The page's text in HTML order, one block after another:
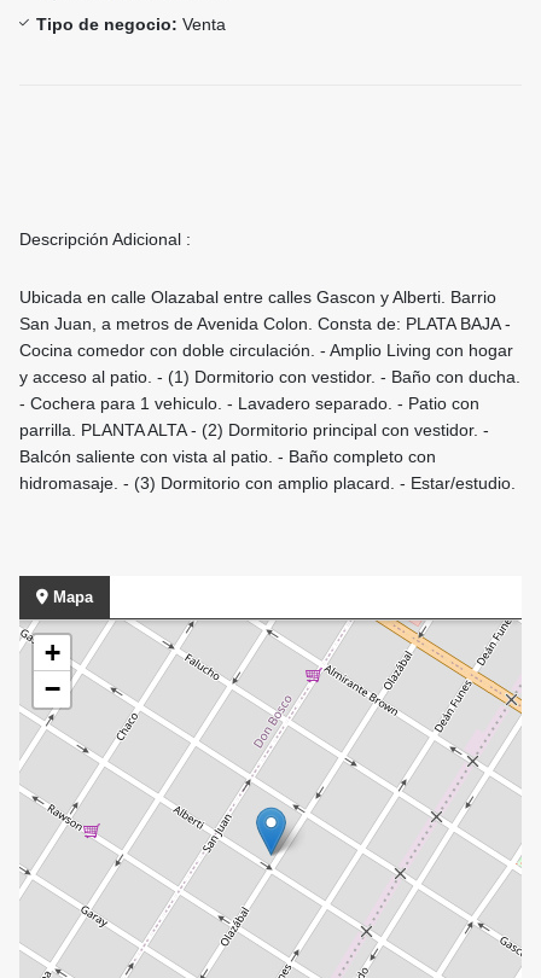
Tipo de negocio: Venta
Descripción Adicional :
Ubicada en calle Olazabal entre calles Gascon y Alberti. Barrio
San Juan, a metros de Avenida Colon. Consta de: PLATA BAJA -
Cocina comedor con doble circulación. - Amplio Living con hogar
y acceso al patio. - (1) Dormitorio con vestidor. - Baño con ducha.
- Cochera para 1 vehiculo. - Lavadero separado. - Patio con
parrilla. PLANTA ALTA - (2) Dormitorio principal con vestidor. -
Balcón saliente con vista al patio. - Baño completo con
hidromasaje. - (3) Dormitorio con amplio placard. - Estar/estudio.
Mapa
+
−